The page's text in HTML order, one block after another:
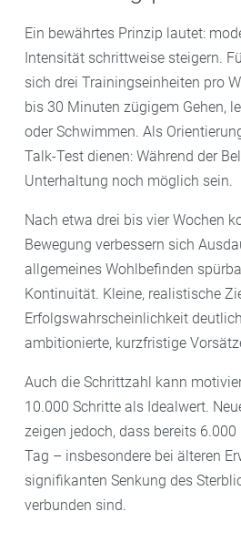
Ein bewährtes Prinzip lautet:
Intensität schrittweise steigern.
sich drei Trainingseinheiten pro
bis 30 Minuten zügigem Gehen,
oder Schwimmen. Als
Talk-Test dienen: Während der
Unterhaltung noch möglich sein.
Nach etwa drei bis vier Wochen
Bewegung verbessern sich
allgemeines Wohlbefinden
Kontinuität. Kleine, realistische
Erfolgswahrscheinlichkeit
ambitionierte, kurzfristige
Auch die Schrittzahl kann
10.000 Schritte als Idealwert.
zeigen jedoch, dass bereits
Tag – insbesondere bei älteren
signifikanten Senkung des
verbunden sind.